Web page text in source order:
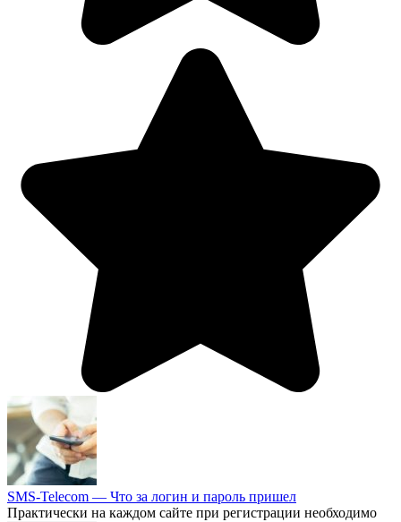
SMS-Telecom — Что за логин и пароль пришел
Практически на каждом сайте при регистрации необходимо